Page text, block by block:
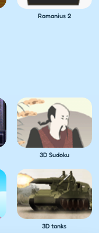
Romanius 2
3D Sudoku
3D tanks